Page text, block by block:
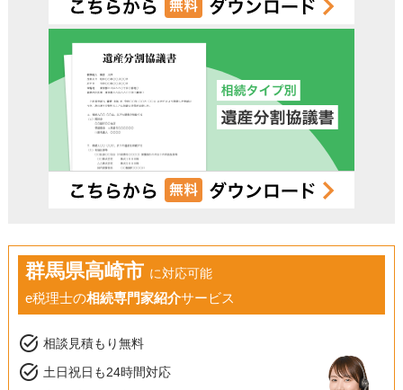
群馬県高崎市 に対応可能
e税理士の相続専門家紹介サービス
task_alt 相談見積もり無料
task_alt 土日祝日も24時間対応